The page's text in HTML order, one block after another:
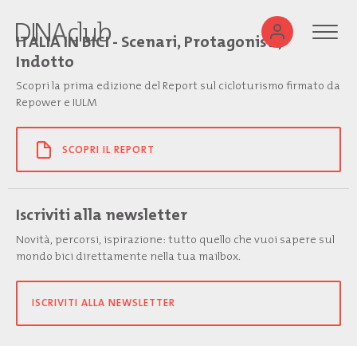
ITALIA IN BICI - Scenari, Protagonisti,
Indotto
Scopri la prima edizione del Report sul cicloturismo firmato da
Repower e IULM
SCOPRI IL REPORT
Iscriviti alla newsletter
Novità, percorsi, ispirazione: tutto quello che vuoi sapere sul
mondo bici direttamente nella tua mailbox.
ISCRIVITI ALLA NEWSLETTER